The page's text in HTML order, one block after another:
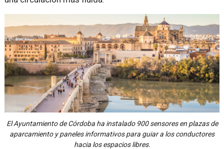
El Ayuntamiento de Córdoba ha instalado 900 sensores en plazas de
aparcamiento y paneles informativos para guiar a los conductores
hacia los espacios libres.